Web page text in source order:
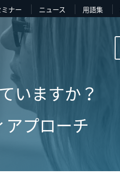
ナー ニュース 用語集
いますか？
プローチ